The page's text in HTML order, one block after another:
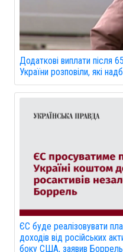
Додаткові виплати після
України розповіли, які
ЄС буде реалізовувати
доходів від російських
боку США, заявив